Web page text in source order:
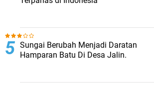
Sungai Berubah Menjadi Daratan
Hamparan Batu Di Desa Jalin.